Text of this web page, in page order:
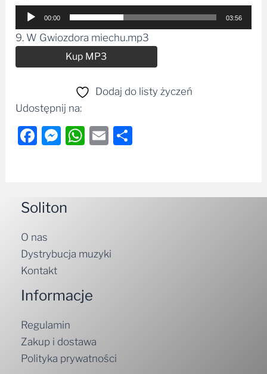
Odtwarzacz
plików
dźwiękowych
00:00 03:56
9. W Gwiozdora miechu.mp3
Kup MP3
Dodaj do listy życzeń
Udostępnij na:
Facebook
Messenger
WhatsApp
Email
Soliton
O nas
Dystrybucja muzyki
Kontakt
Informacje
Regulamin
Zakup i dostawa
Polityka prywatności